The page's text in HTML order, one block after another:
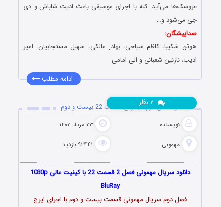
عروسک‌ها می‌آید. کته با اجرای موسیقی باعث اذیت شاباش و دی
جی می‌شود و…
صداپیشگان:
هوتن شکیبا، کاظم سیاحى، بهادر مالکى، سهیل مستجابیان، امیر
ادیب، نازنین شعبانى و الی امامی
ادامه مطلب
دانلود فصل دوم مهمونی قسمت 22 بیست و دوم
نویسنده ۲۳ مرداد ۱۴۰۲
مهمونی ۹۲۴۴۱ بازدید
۲ نظر
دانلود سریال مهمونی فصل 2 قسمت 22 با کیفیت عالی 1080p
BluRay
فصل دوم سریال مهمونی قسمت بیست و دوم با اجرای ایرج